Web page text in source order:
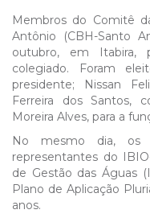
Membros do Comitê
Antônio (CBH-Santo
outubro, em Itabira,
colegiado. Foram
presidente; Nissan
Ferreira dos Santos,
Moreira Alves, para a
No mesmo dia, os
representantes do
de Gestão das Águas
Plano de Aplicação
anos.